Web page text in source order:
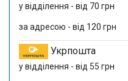
у відділення - від 70 грн
за адресою - від 120 грн
Укрпошта
у відділення - від 55 грн